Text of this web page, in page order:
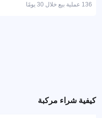
136 عملية بيع خلال 30 يومًا
كيفية شراء مركبة